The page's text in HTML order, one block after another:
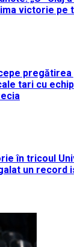
victorie pe
tari cu
în tricoul
un record